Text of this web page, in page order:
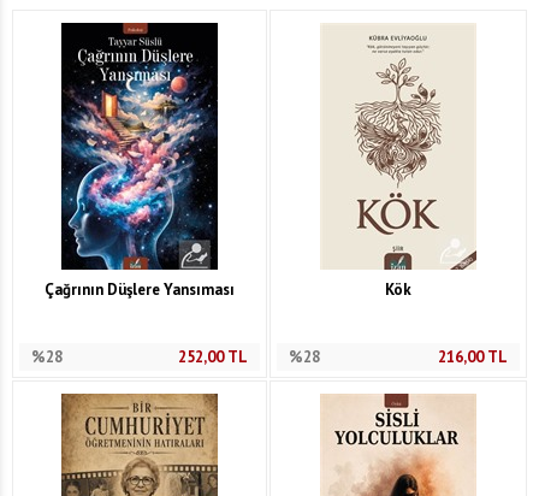
Çağrının Düşlere Yansıması
%28 252,00TL
Kök
%28 216,00TL